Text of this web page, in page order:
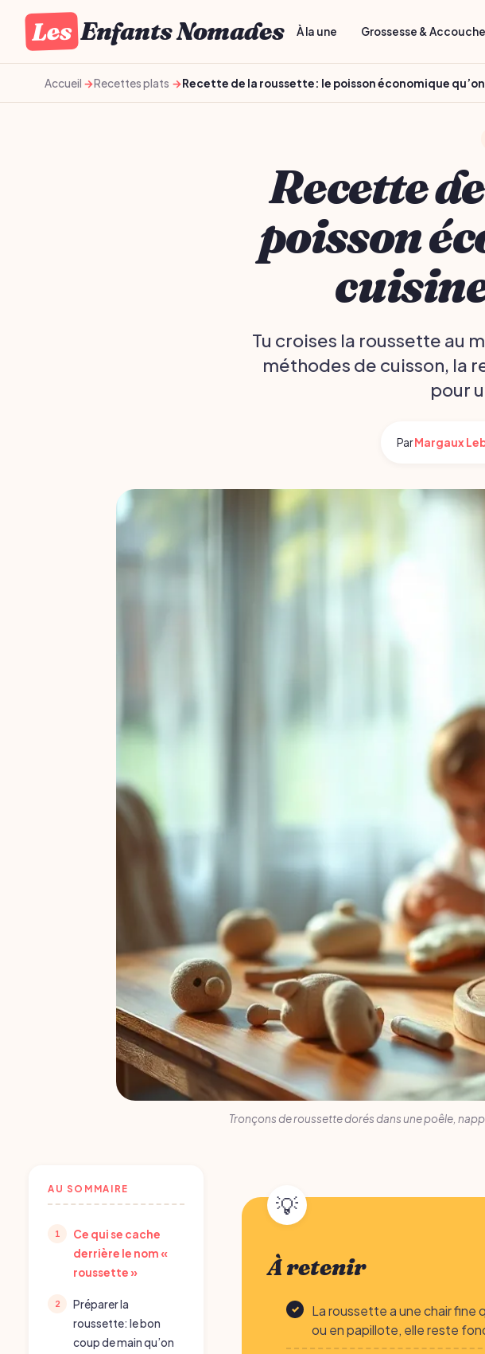
Les Enfants Nomades À la une Grossesse &
Accueil Recettes plats Recette de la roussette: le poisson économique
Recette
poisson
Tu croises la roussette au
méthodes de cuisson, la
pour
ParMargaux
Tronçons de roussette dorés dans une poêle,
AU SOMMAIRE
Ce qui se cache
derrière le nom «
roussette »
Préparer la
roussette: le bon
coup de main qu’on
À retenir
La roussette a une chair fine
ou en papillote, elle reste